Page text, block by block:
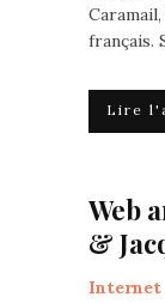
français.
Lire
Web
&
Internet